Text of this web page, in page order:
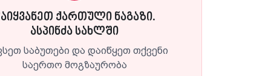
ქართული ნაგაზი.
ასპინძა სახლში
საბუთები და დაიწყეთ თქვენი
საერთო მოგზაურობა